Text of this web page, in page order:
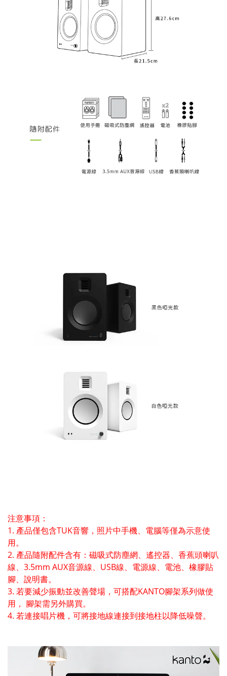
注意事項：
1. 產品僅包含TUK音響，照片中手機、電腦等僅為示意使
用。
2. 產品隨附配件含有：磁吸式防塵網、遙控器、香蕉頭喇叭
線、3.5mm AUX音源線、USB線、電源線、電池、橡膠貼
腳、說明書。
3. 若要減少振動並改善聲場，可搭配KANTO腳架系列做使
用， 腳架需另外購買。
4. 若連接唱片機，可將接地線連接到接地柱以降低噪聲。